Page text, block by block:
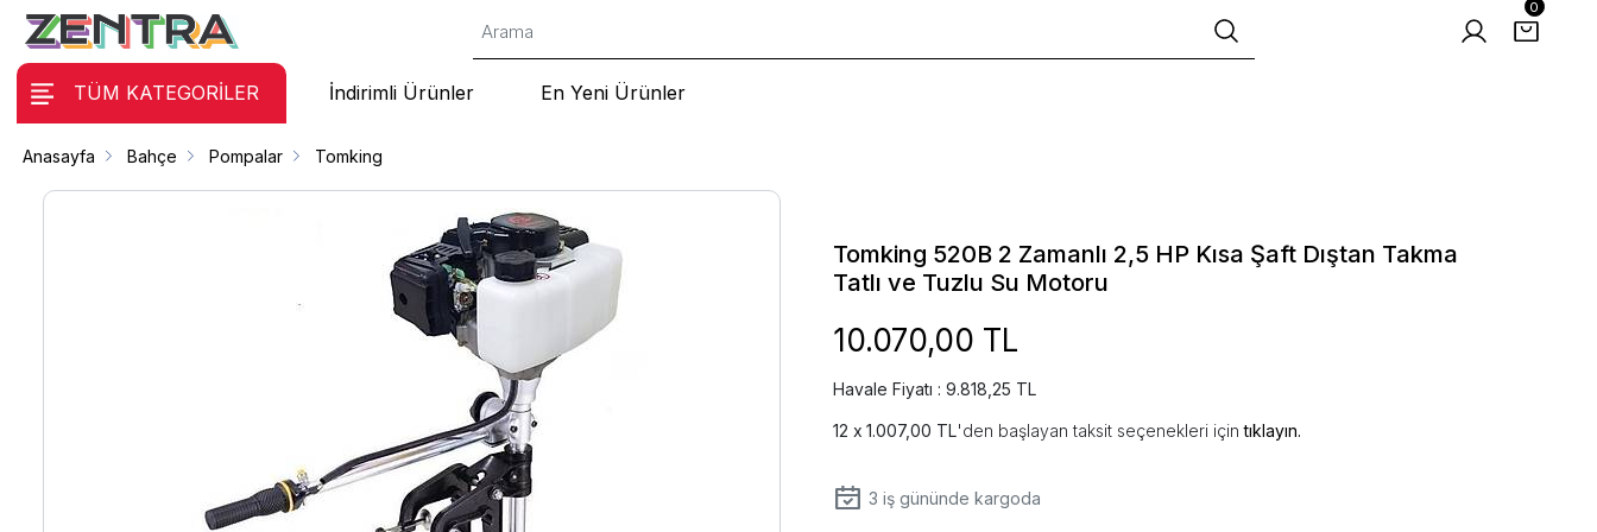
0
TÜM KATEGORİLER İndirimli Ürünler En Yeni Ürünler
Anasayfa Bahçe Pompalar Tomking
Tomking 520B 2 Zamanlı 2,5 HP Kısa Şaft Dıştan Takma
Tatlı ve Tuzlu Su Motoru
10.070,00 TL
Havale Fiyatı : 9.818,25 TL
1.007,00 TL'den başlayan taksit seçenekleri içintıklayın.
3 iş gününde kargoda